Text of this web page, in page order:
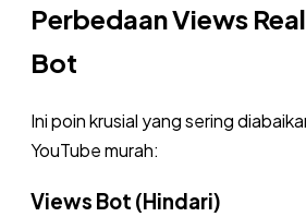
Perbedaan Views
Bot
Ini poin krusial yang sering
YouTube murah:
Views Bot (Hindari)